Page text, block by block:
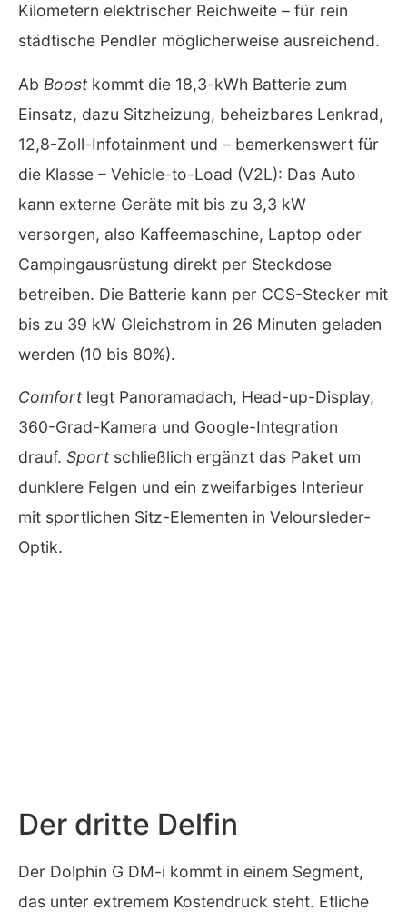
Kilometern elektrischer Reichweite – für rein
städtische Pendler möglicherweise ausreichend.
Ab Boostkommt die 18,3-kWh Batterie zum
Einsatz, dazu Sitzheizung, beheizbares Lenkrad,
12,8-Zoll-Infotainment und – bemerkenswert für
die Klasse – Vehicle-to-Load (V2L): Das Auto
kann externe Geräte mit bis zu 3,3 kW
versorgen, also Kaffeemaschine, Laptop oder
Campingausrüstung direkt per Steckdose
betreiben. Die Batterie kann per CCS-Stecker mit
bis zu 39 kW Gleichstrom in 26 Minuten geladen
werden (10 bis 80%).
Comfortlegt Panoramadach, Head-up-Display,
360-Grad-Kamera und Google-Integration
drauf. Sportschließlich ergänzt das Paket um
dunklere Felgen und ein zweifarbiges Interieur
mit sportlichen Sitz-Elementen in Veloursleder-
Optik.
Der dritte Delfin
Der Dolphin G DM-i kommt in einem Segment,
das unter extremem Kostendruck steht. Etliche